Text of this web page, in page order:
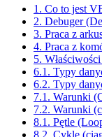
1. Co to jest
2. Debuger
3. Praca z
4. Praca z
5.
6.1. Typy
6.2. Typy
7.1. Warunki
7.2. Warunki
8.1. Pętle